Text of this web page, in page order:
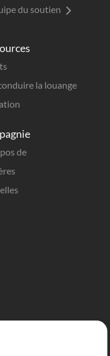
la louange
de
du soutien